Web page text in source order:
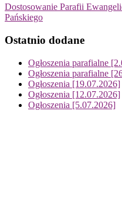
Dostosowanie Parafii
Pańskiego
Ostatnio dodane
Ogłoszenia parafialne
Ogłoszenia parafialne
Ogłoszenia [19.07.2026]
Ogłoszenia [12.07.2026]
Ogłoszenia [5.07.2026]